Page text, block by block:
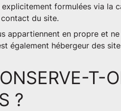
formulées via la
du site.
appartiennent en propre et
également hébergeur des
T-
?